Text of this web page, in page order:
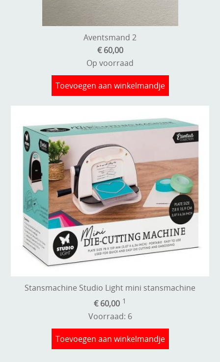
Leuke versieringen
Netjes opbergen
Ribbelaar
Snijmaterialen
Speciaal papier
Stans machine en embossing machines
Stempels en zo
Template, mask, stencils, grids
Wat nog, een creatief kijkje
Aventsmand 2
€ 60,00
Op voorraad
Toevoegen aan winkelmandje
Stansmachine Studio Light mini stansmachine
€ 60,00 1
Voorraad: 6
Toevoegen aan winkelmandje